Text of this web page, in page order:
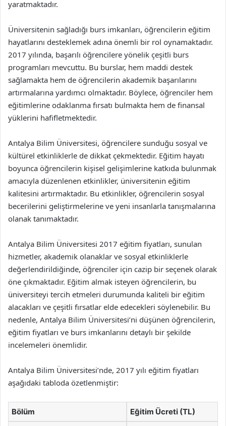
yaratmaktadır.
Üniversitenin sağladığı burs imkanları, öğrencilerin eğitim
hayatlarını desteklemek adına önemli bir rol oynamaktadır.
2017 yılında, başarılı öğrencilere yönelik çeşitli burs
programları mevcuttu. Bu burslar, hem maddi destek
sağlamakta hem de öğrencilerin akademik başarılarını
artırmalarına yardımcı olmaktadır. Böylece, öğrenciler hem
eğitimlerine odaklanma fırsatı bulmakta hem de finansal
yüklerini hafifletmektedir.
Antalya Bilim Üniversitesi, öğrencilere sunduğu sosyal ve
kültürel etkinliklerle de dikkat çekmektedir. Eğitim hayatı
boyunca öğrencilerin kişisel gelişimlerine katkıda bulunmak
amacıyla düzenlenen etkinlikler, üniversitenin eğitim
kalitesini artırmaktadır. Bu etkinlikler, öğrencilerin sosyal
becerilerini geliştirmelerine ve yeni insanlarla tanışmalarına
olanak tanımaktadır.
Antalya Bilim Üniversitesi 2017 eğitim fiyatları, sunulan
hizmetler, akademik olanaklar ve sosyal etkinliklerle
değerlendirildiğinde, öğrenciler için cazip bir seçenek olarak
öne çıkmaktadır. Eğitim almak isteyen öğrencilerin, bu
üniversiteyi tercih etmeleri durumunda kaliteli bir eğitim
alacakları ve çeşitli fırsatlar elde edecekleri söylenebilir. Bu
nedenle, Antalya Bilim Üniversitesi’ni düşünen öğrencilerin,
eğitim fiyatları ve burs imkanlarını detaylı bir şekilde
incelemeleri önemlidir.
Antalya Bilim Üniversitesi’nde, 2017 yılı eğitim fiyatları
aşağıdaki tabloda özetlenmiştir:
Bölüm Eğitim Ücreti (TL)